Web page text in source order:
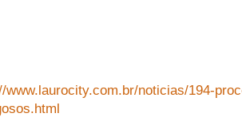
www.laurocity.com.br/noticias/194-